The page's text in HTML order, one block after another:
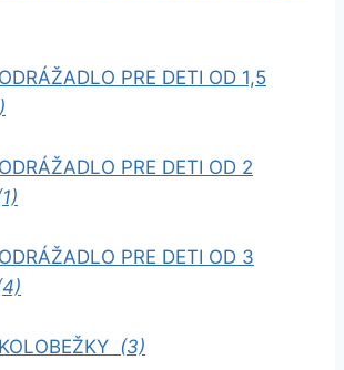
PRE DETI OD 1,5
PRE DETI OD 2
PRE DETI OD 3
(3)